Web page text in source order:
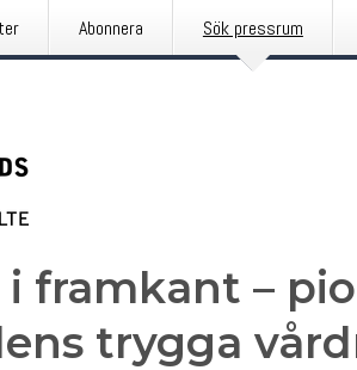
Abonnera Sök pressrum
i framkant –
trygga